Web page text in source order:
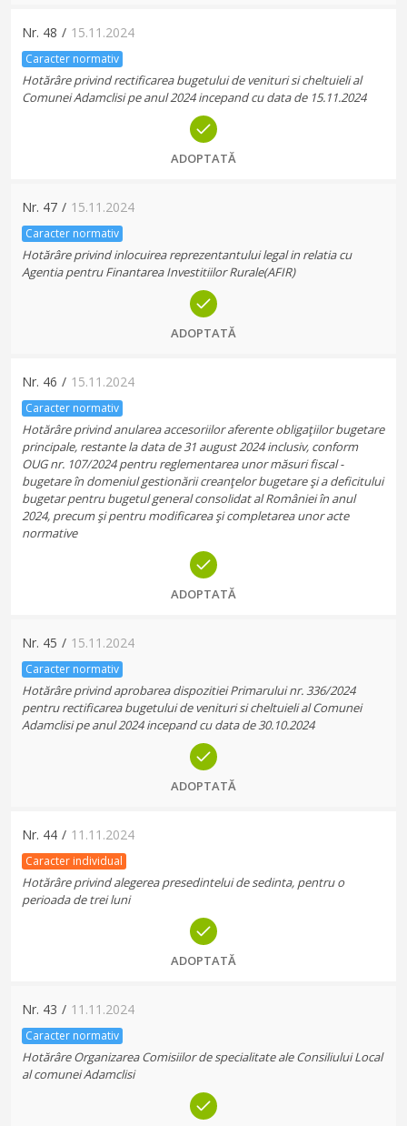
Nr. 48 / 15.11.2024
Caracter normativ
Hotărâre privind rectificarea bugetului de venituri si cheltuieli al
Comunei Adamclisi pe anul 2024 incepand cu data de 15.11.2024
ADOPTATĂ
Nr. 47 / 15.11.2024
Caracter normativ
Hotărâre privind inlocuirea reprezentantului legal in relatia cu
Agentia pentru Finantarea Investitiilor Rurale(AFIR)
ADOPTATĂ
Nr. 46 / 15.11.2024
Caracter normativ
Hotărâre privind anularea accesoriilor aferente obligaţiilor bugetare
principale, restante la data de 31 august 2024 inclusiv, conform
OUG nr. 107/2024 pentru reglementarea unor măsuri fiscal -
bugetare în domeniul gestionării creanţelor bugetare şi a deficitului
bugetar pentru bugetul general consolidat al României în anul
2024, precum şi pentru modificarea şi completarea unor acte
normative
ADOPTATĂ
Nr. 45 / 15.11.2024
Caracter normativ
Hotărâre privind aprobarea dispozitiei Primarului nr. 336/2024
pentru rectificarea bugetului de venituri si cheltuieli al Comunei
Adamclisi pe anul 2024 incepand cu data de 30.10.2024
ADOPTATĂ
Nr. 44 / 11.11.2024
Caracter individual
Hotărâre privind alegerea presedintelui de sedinta, pentru o
perioada de trei luni
ADOPTATĂ
Nr. 43 / 11.11.2024
Caracter normativ
Hotărâre Organizarea Comisiilor de specialitate ale Consiliului Local
al comunei Adamclisi